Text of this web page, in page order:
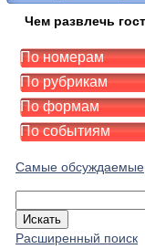
Чем развлечь
По номерам
По рубрикам
По формам
По событиям
Самые обсуждаемые
Расширенный поиск